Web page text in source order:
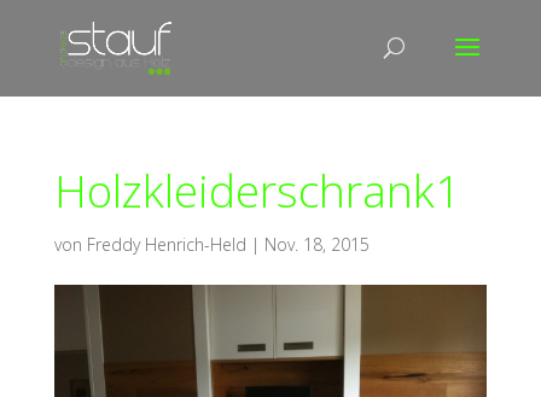
Holzkleiderschrank1
von Freddy Henrich-Held | Nov. 18, 2015